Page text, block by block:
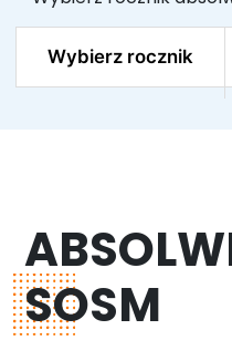
Wybierz rocznik
SOSM